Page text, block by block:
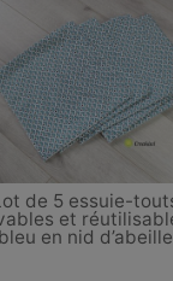
de 5 essuie-
et
bleu en nid d’abeille